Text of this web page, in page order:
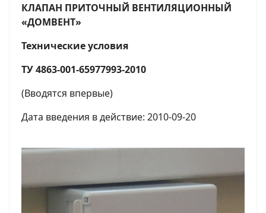
КЛАПАН ПРИТОЧНЫЙ ВЕНТИЛЯЦИОННЫЙ
«ДОМВЕНТ»
Технические условия
ТУ 4863-001-65977993-2010
(Вводятся впервые)
Дата введения в действие: 2010-09-20